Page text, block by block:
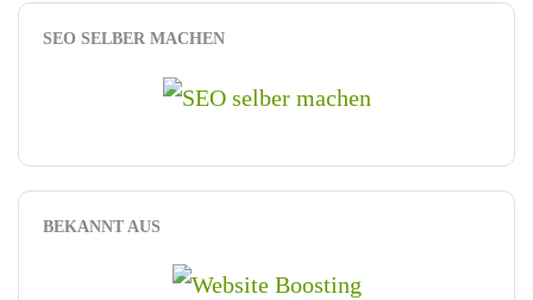
SEO SELBER MACHEN
BEKANNT AUS